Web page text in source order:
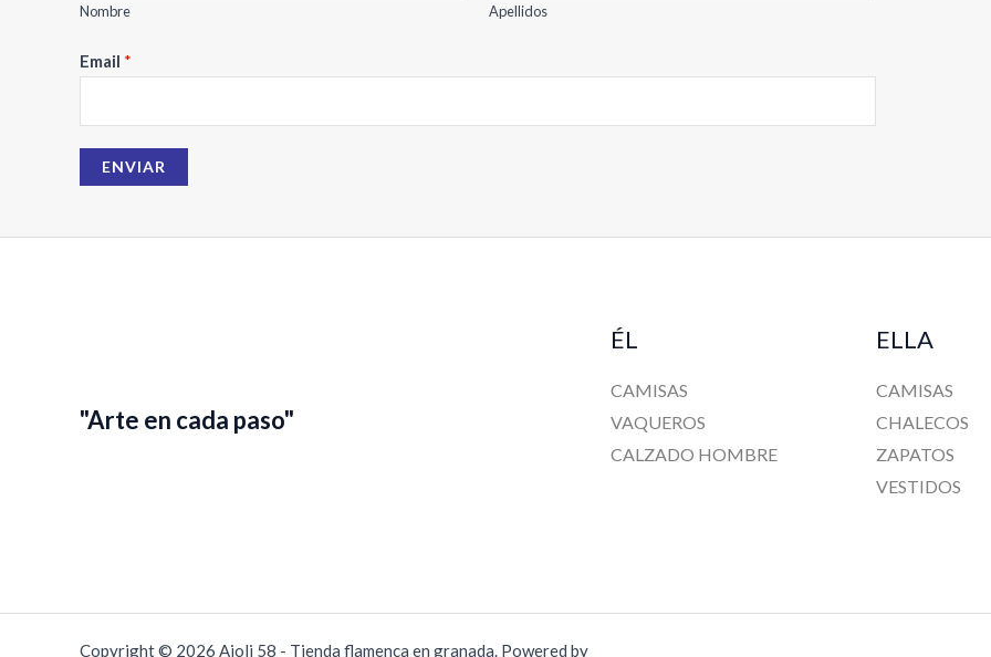
Nombre Apellidos
o
Email *
ENVIAR
"Arte en cada paso"
ÉL
CAMISAS
VAQUEROS
CALZADO HOMBRE
ELLA
CAMISAS
CHALECOS
ZAPATOS
VESTIDOS
Copyright © 2026 Ajoli 58 - Tienda flamenca en granada. Powered by